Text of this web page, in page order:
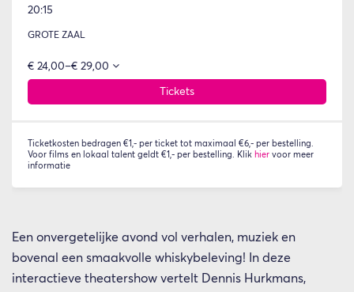
20:15
GROTE ZAAL
€ 24,00–€ 29,00
Tickets
Ticketkosten bedragen €1,- per ticket tot maximaal €6,- per bestelling.
Voor films en lokaal talent geldt €1,- per bestelling. Klik hier voor meer
informatie
Een onvergetelijke avond vol verhalen, muziek en
bovenal een smaakvolle whiskybeleving! In deze
interactieve theatershow vertelt Dennis Hurkmans,